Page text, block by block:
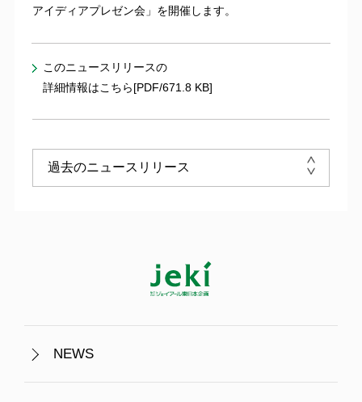
アイディアプレゼン会」を開催します。
このニュースリリースの
詳細情報はこちら[PDF/671.8 KB]
NEWS